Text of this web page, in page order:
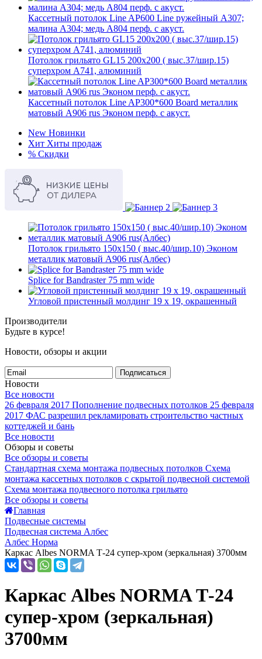
Кассетный потолок Line AP600 Line ружейный А307;
малина А304; медь А804 перф. с акуст.
Потолок грильято GL15 200х200 ( выс.37/шир.15)
суперхром А741, алюминий
Кассетный потолок Line AP300*600 Board металлик
матовый А906 rus Эконом перф. с акуст.
New Новинки
Хит Хиты продаж
% Скидки
Потолок грильято 150х150 ( выс.40/шир.10) Эконом
металлик матовый А906 rus(Албес)
Splice for Bandraster 75 mm wide
Угловой пристенный молдинг 19 x 19, окрашенный
Производители
Будьте в курсе!
Новости, обзоры и акции
Подписаться
Новости
Все новости
26 февраля 2017 Пополнение подвесных потолков 25 февраля
2017 ФАС разрешил рекламировать строительство частных
коттеджей и бань
Все новости
Обзоры и советы
Все обзоры и советы
Стандартная схема монтажа подвесных потолков Схема
монтажа кассетных потолков с скрытой подвесной системой
Схема монтажа подвесного потолка грильято
Все обзоры и советы
Главная
Подвесные системы
Подвесная система Албес
Албес Норма
Каркас Albes NORMA Т-24 супер-хром (зеркальная) 3700мм
Каркас Albes NORMA Т-24
супер-хром (зеркальная)
3700мм